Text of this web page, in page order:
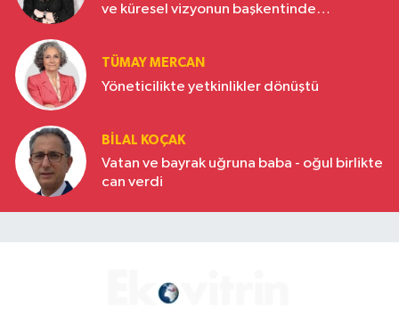
ve küresel vizyonun başkentinde
TÜMAY MERCAN
Yöneticilikte yetkinlikler dönüştü
BILAL KOÇAK
Vatan ve bayrak uğruna baba - oğul birlikte
can verdi